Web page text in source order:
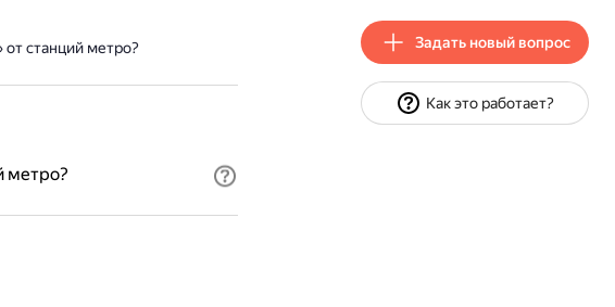
станций метро?
метро?
Задать новый вопрос
Как это работает?